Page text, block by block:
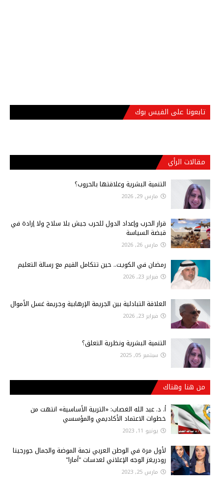
تابعونا على الفيس بوك
مقالات الرأي
التنمية البشرية وعلاقتها بالحروب؟
مارس 29, 2026
قرار الحرب وإعداد الدول للحرب جيش بلا سلاح ولا إرادة في
قبضة السياسة
مارس 26, 2026
رمضان في الكويت.. حين تتكامل القيم مع رسالة التعليم
فبراير 23, 2026
العلاقة التبادلية بين الجريمة الإرهابية وجريمة غسل الأموال
فبراير 23, 2026
التنمية البشرية ونظرية التعلق؟
سبتمبر 05, 2025
من هنا وهناك
أ‌. د. عبد الله الغصاب: «التربية الأساسية» انتهت من
خطوات الاعتماد الأكاديمي والمؤسسي
يونيو 11, 2023
لأول مرة في الوطن العربي نجمة الموضة والجمال جورجينا
رودريغز الوجه الإعلاني لعدسات "أمارا"
مارس 25, 2023